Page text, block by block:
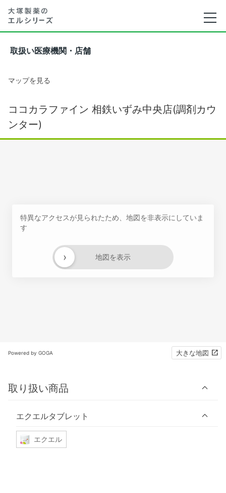
取扱い医療機関・店舗
マップを見る
ココカラファイン 相鉄いずみ中央店(調剤カウ
ンター)
特異なアクセスが見られたため、地図を非表示にしていま
す
地図を表示
›
Powered by GOGA 大きな地図
取り扱い商品
エクエルタブレット
エクエル